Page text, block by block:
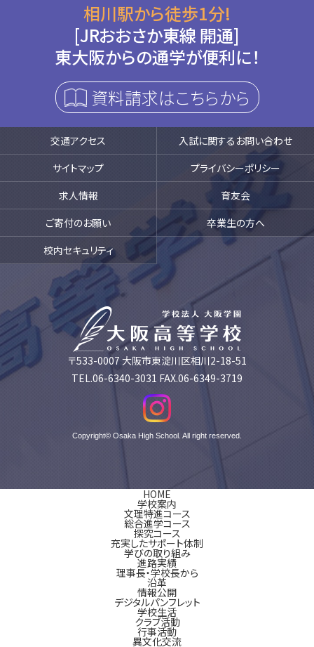
相川駅から徒歩1分!
[JRおおさか東線 開通]
東大阪からの通学が便利に！
資料請求はこちらから
交通アクセス
入試に関するお問い合わせ
サイトマップ
プライバシーポリシー
求人情報
育友会
ご寄付のお願い
卒業生の方へ
校内セキュリティ
〒533-0007 大阪市東淀川区相川2-18-51
TEL.06-6340-3031 FAX.06-6349-3719
Copyright© Osaka High School. All right reserved.
HOME
学校案内
文理特進コース
総合進学コース
探究コース
充実したサポート体制
学びの取り組み
進路実績
理事長・学校長から
沿革
情報公開
デジタルパンフレット
学校生活
クラブ活動
行事活動
異文化交流